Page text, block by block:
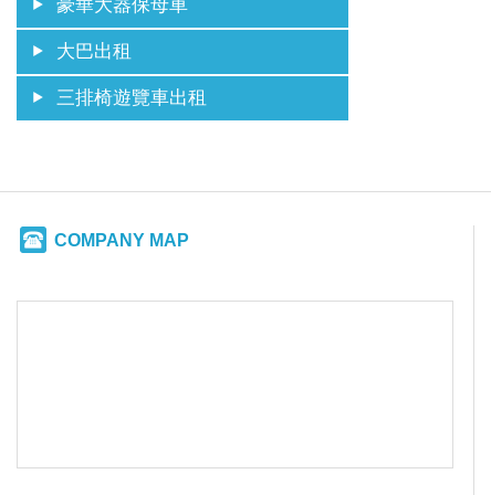
豪華大器保母車
大巴出租
三排椅遊覽車出租
COMPANY MAP